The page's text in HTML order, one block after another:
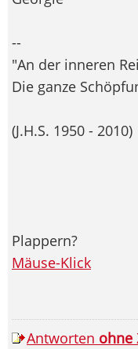
--
"An der inneren
Die ganze
(J.H.S. 1950 - 2010)
Plappern?
Mäuse-Klick
Antworten ohne